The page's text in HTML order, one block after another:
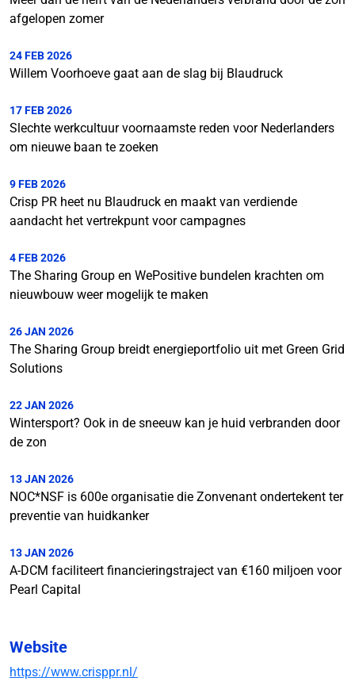
afgelopen zomer
24 FEB 2026
Willem Voorhoeve gaat aan de slag bij Blaudruck
17 FEB 2026
Slechte werkcultuur voornaamste reden voor Nederlanders
om nieuwe baan te zoeken
9 FEB 2026
Crisp PR heet nu Blaudruck en maakt van verdiende
aandacht het vertrekpunt voor campagnes
4 FEB 2026
The Sharing Group en WePositive bundelen krachten om
nieuwbouw weer mogelijk te maken
26 JAN 2026
The Sharing Group breidt energieportfolio uit met Green Grid
Solutions
22 JAN 2026
Wintersport? Ook in de sneeuw kan je huid verbranden door
de zon
13 JAN 2026
NOC*NSF is 600e organisatie die Zonvenant ondertekent ter
preventie van huidkanker
13 JAN 2026
A-DCM faciliteert financieringstraject van €160 miljoen voor
Pearl Capital
Website
https://www.crisppr.nl/